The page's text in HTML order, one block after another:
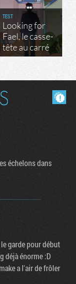
TEST
Looking for
Fael, le casse-
tête au carré
échelons dans
garde pour début
déjà énorme :D
a l'air de frôler